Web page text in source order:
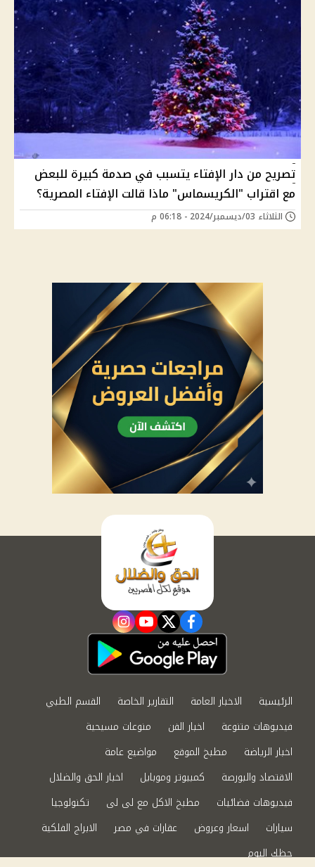
تصريح من دار الإفتاء يتسبب في صدمة كبيرة للبعض
مع اقتراب "الكريسماس" ماذا قالت الإفتاء المصرية؟
الثلاثاء 03/ديسمبر/2024 - 06:18 م
facebook
twitter
youtube
instagram
الرئيسية الاخبار العامة التقارير الخاصة
القسم الطبي
فيديوهات متنوعة
اخبار الفن
منوعات مسيحية
اخبار الرياضة
مطبخ الموقع
مواضيع عامة
الاقتصاد والبورصة
كمبيوتر وموبايل
اخبار الحق والضلال
فيديوهات فضائيات
مطبخ الاكل مع لى لى
تكنولوجيا
سيارات
اسعار وعروض عقارات في مصر
الابراج الفلكية
حظك اليوم